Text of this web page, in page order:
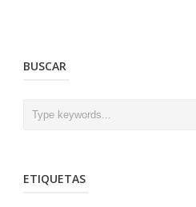
BUSCAR
ETIQUETAS